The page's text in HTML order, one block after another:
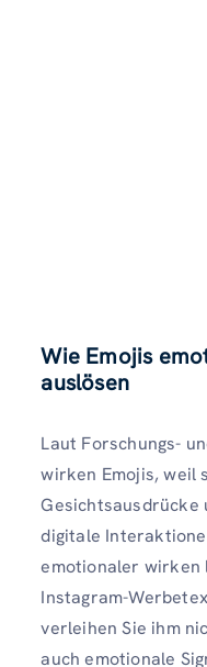
Wie Emojis
auslösen
Laut Forschungs-
wirken Emojis, weil
Gesichtsausdrücke
digitale
emotionaler wirken
Instagram-
verleihen Sie ihm
auch emotionale